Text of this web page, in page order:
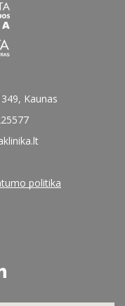
Kaunas
politika